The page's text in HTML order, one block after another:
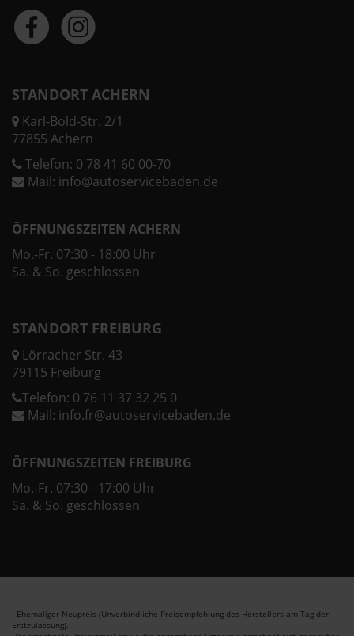
STANDORT ACHERN
Karl-Bold-Str. 2/1
77855 Achern
Telefon: 0 78 41 60 00-70
Mail: info@autoservicebaden.de
ÖFFNUNGSZEITEN ACHERN
Mo.-Fr. 07:30 - 18:00 Uhr
Sa. & So. geschlossen
STANDORT FREIBURG
Lörracher Str. 43
79115 Freiburg
Telefon: 0 76 11 37 32 25 0
Mail: info.fr@autoservicebaden.de
ÖFFNUNGSZEITEN FREIBURG
Mo.-Fr. 07:30 - 17:00 Uhr
Sa. & So. geschlossen
1 Ehemaliger Neupreis (Unverbindliche Preisempfehlung des Herstellers am Tag der
Erstzulassung).